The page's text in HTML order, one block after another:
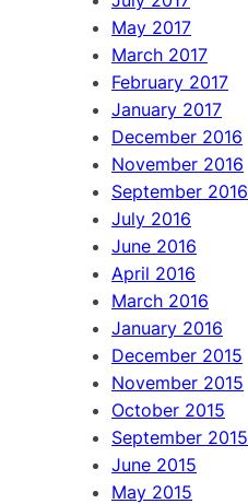
May 2017
March 2017
February 2017
January 2017
December 2016
November 2016
September 2016
July 2016
June 2016
April 2016
March 2016
January 2016
December 2015
November 2015
October 2015
September 2015
June 2015
May 2015